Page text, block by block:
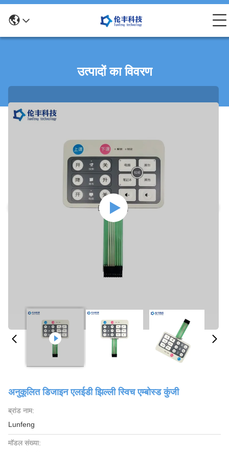
उत्पादों का विवरण
अनुकूलित डिजाइन एलईडी झिल्ली स्विच एम्बोस्ड कुंजी
ब्रांड नाम:
Lunfeng
मॉडल संख्या: